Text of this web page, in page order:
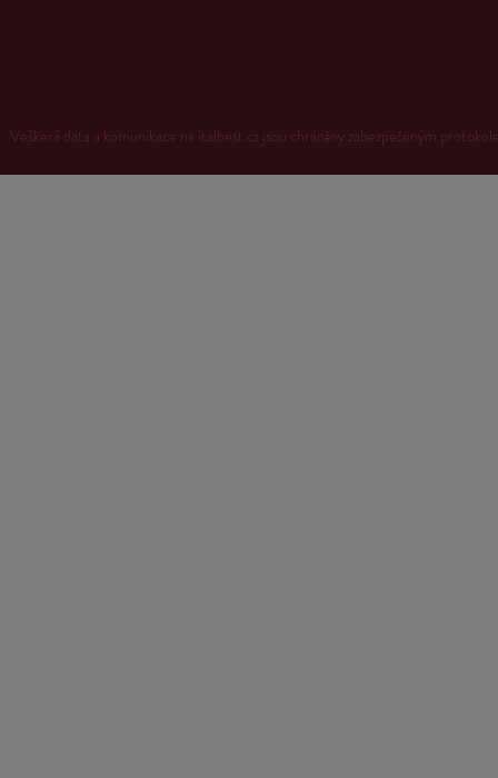
Veškerá data a komunikace na italbest.cz jsou chráněny zabezpečeným